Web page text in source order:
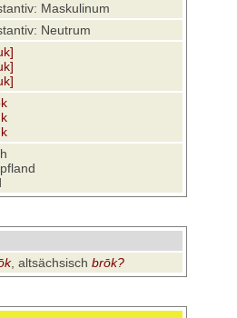
Maskulinum
Neutrum
, altsächsisch brōk?